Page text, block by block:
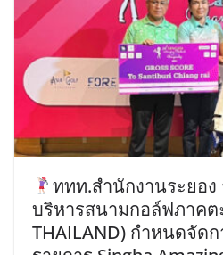
ททท.สำนักงานระยอ
บริหารสนามกอล์ฟภาคต
THAILAND) กำหนดจัด